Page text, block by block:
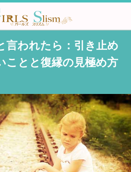
言われたら：引き止め
ことと復縁の見極め方